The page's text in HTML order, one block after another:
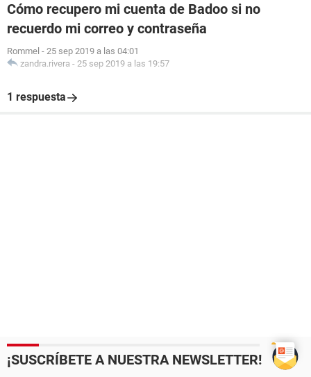
Cómo recupero mi cuenta de Badoo si no
recuerdo mi correo y contraseña
Rommel - 25 sep 2019 a las 04:01
zandra.rivera - 25 sep 2019 a las 19:57
1 respuesta
¡SUSCRÍBETE A NUESTRA NEWSLETTER!